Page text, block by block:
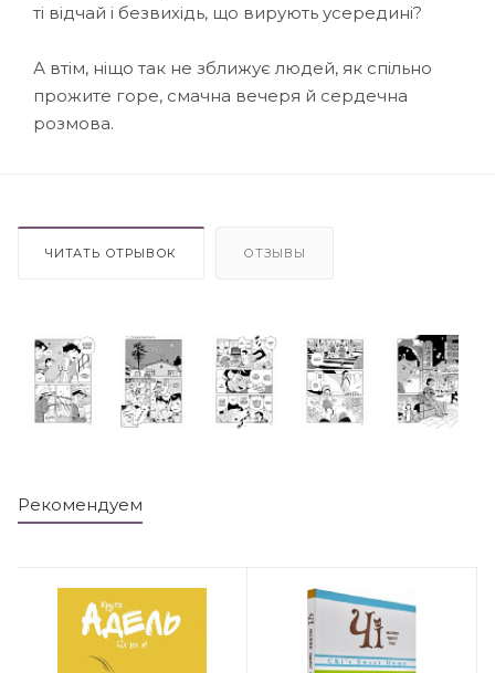
ті відчай і безвихідь, що вирують усередині?
А втім, ніщо так не зближує людей, як спільно
прожите горе, смачна вечеря й сердечна
розмова.
ЧИТАТЬ ОТРЫВОК ОТЗЫВЫ
Рекомендуем